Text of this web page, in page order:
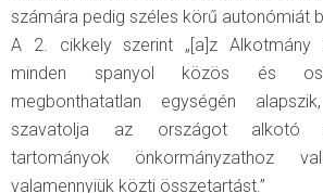
számára pedig széles körű autonómiát
A 2. cikkely szerint „[a]z Alkotmány
minden spanyol közös és
megbonthatatlan egységén
szavatolja az országot alkotó
tartományok
valamennyiük közti összetartást.”